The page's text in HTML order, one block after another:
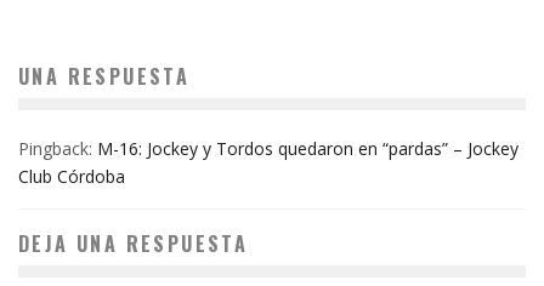
UNA RESPUESTA
Pingback: M-16: Jockey y Tordos quedaron en “pardas” – Jockey
Club Córdoba
DEJA UNA RESPUESTA